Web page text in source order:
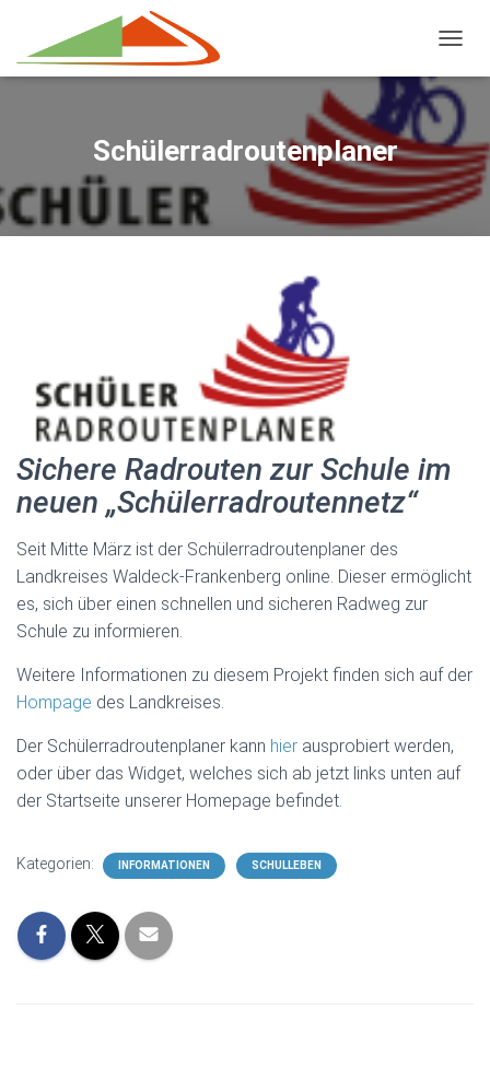
Schülerradroutenplaner
Sichere Radrouten zur Schule im
neuen „Schülerradroutennetz“
Seit Mitte März ist der Schülerradroutenplaner des
Landkreises Waldeck-Frankenberg online. Dieser ermöglicht
es, sich über einen schnellen und sicheren Radweg zur
Schule zu informieren.
Weitere Informationen zu diesem Projekt finden sich auf der
Hompage des Landkreises.
Der Schülerradroutenplaner kann hier ausprobiert werden,
oder über das Widget, welches sich ab jetzt links unten auf
der Startseite unserer Homepage befindet.
Kategorien: INFORMATIONEN SCHULLEBEN